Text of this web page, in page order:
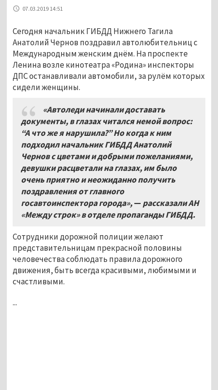
07.03.2019 14:51
Сегодня начальник ГИБДД Нижнего Тагила
Анатолий Чернов поздравил автолюбительниц с
Международным женским днём. На проспекте
Ленина возле кинотеатра «Родина» инспекторы
ДПС останавливали автомобили, за рулём которых
сидели женщины.
«Автоледи начинали доставать
документы, в глазах читался немой вопрос:
“А что же я нарушила?” Но когда к ним
подходил начальник ГИБДД Анатолий
Чернов с цветами и добрыми пожеланиями,
девушки расцветали на глазах, им было
очень приятно и неожиданно получить
поздравления от главного
госавтоинспектора города»,— рассказали АН
«Между строк» в отделе пропаганды ГИБДД.
Сотрудники дорожной полиции желают
представительницам прекрасной половины
человечества соблюдать правила дорожного
движения, быть всегда красивыми, любимыми и
счастливыми.
...